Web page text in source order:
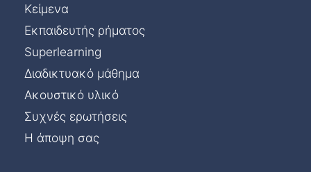
Κείμενα
Εκπαιδευτής ρήματος
Superlearning
Διαδικτυακό μάθημα
Ακουστικό υλικό
Συχνές ερωτήσεις
Η άποψη σας